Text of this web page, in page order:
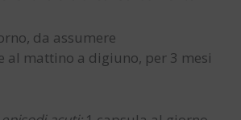
da assumere
al mattino a digiuno, per 3 mesi